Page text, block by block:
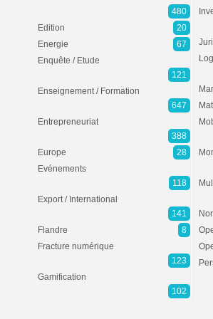
480
Edition
20
Energie
67
Enquête / Etude
121
Enseignement / Formation
647
Entrepreneuriat
388
Europe
28
Evénements
118
Export / International
141
Flandre
8
Fracture numérique
123
Gamification
102